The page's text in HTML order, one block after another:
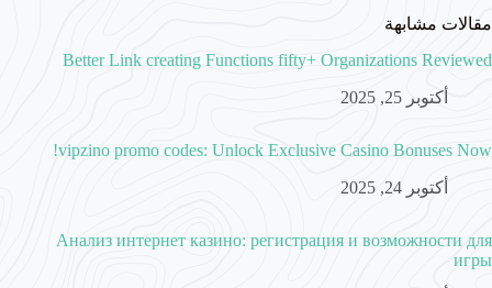
مقالات مشابهة
Better Link creating Functions fifty+ Organizations Reviewed
أكتوبر 25, 2025
vipzino promo codes: Unlock Exclusive Casino Bonuses Now!
أكتوبر 24, 2025
Анализ интернет казино: регистрация и возможности для
игры